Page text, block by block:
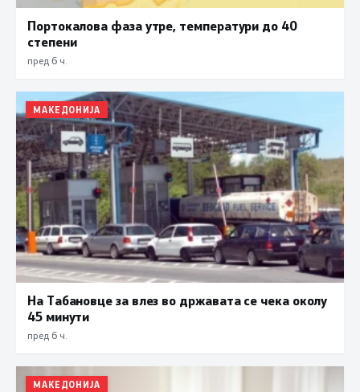
Портокалова фаза утре, температури до 40
степени
пред 6 ч.
МАКЕДОНИЈА
На Табановце за влез во државата се чека околу
45 минути
пред 6 ч.
МАКЕДОНИЈА